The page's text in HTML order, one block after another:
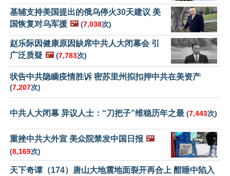
基辅支持美国提出的俄乌停火30天建议 美
国恢复对乌军援 🖼️ (7,038次)
赵乐际因健康原因缺席中共人大闭幕会 引
广泛质疑 🖼️ (7,783次)
状告中共隐瞒疫情胜诉 密苏里州拟扣押中共在美资产
(7,207次)
中共人大闭幕 异议人士：“刀把子”维稳历年之最 (7,443次)
重挫中共大外宣 美众院禁发中国日报 🖼️
(8,169次)
天下奇谭（174）唐山大地震地面裂开再合上 酣睡中陷入